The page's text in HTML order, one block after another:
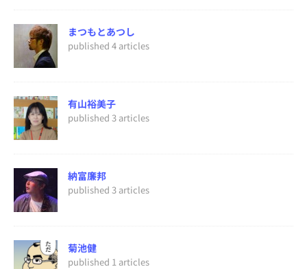
まつもとあつし
published 4 articles
有山裕美子
published 3 articles
納富廉邦
published 3 articles
菊池健
published 1 articles